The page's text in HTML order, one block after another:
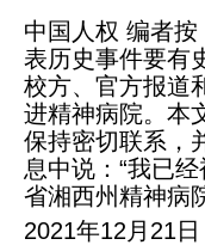
中国人权 编者
表历史事件要有
校方、官方报道
进精神病院。本
保持密切联系，
息中说：“我已
省湘西州精神病
2021年12月21日